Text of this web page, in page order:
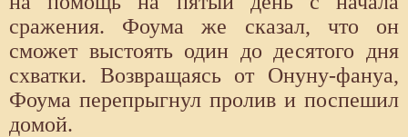
сражения. Фоума же сказал, что он
сможет выстоять один до десятого дня
схватки. Возвращаясь от Онуну-фануа,
Фоума перепрыгнул пролив и поспешил
домой.